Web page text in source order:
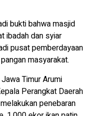
bukti bahwa masjid
ibadah dan syiar
pusat pemberdayaan
masyarakat.
Timur Arumi
Perangkat Daerah
penebaran